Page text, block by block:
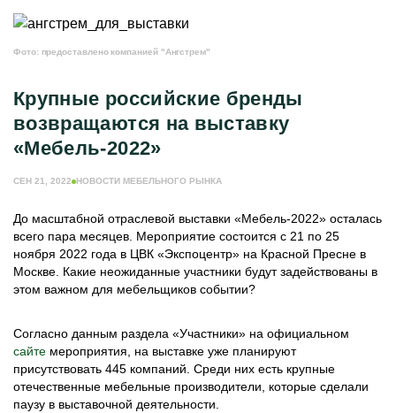
Фото: предоставлено компанией "Ангстрем"
Крупные российские бренды
возвращаются на выставку
«Мебель-2022»
СЕН 21, 2022 НОВОСТИ МЕБЕЛЬНОГО РЫНКА
До масштабной отраслевой выставки «Мебель-2022» осталась
всего пара месяцев. Мероприятие состоится с 21 по 25
ноября 2022 года в ЦВК «Экспоцентр» на Красной Пресне в
Москве. Какие неожиданные участники будут задействованы в
этом важном для мебельщиков событии?
Согласно данным раздела «Участники» на официальном
сайте мероприятия, на выставке уже планируют
присутствовать 445 компаний. Среди них есть крупные
отечественные мебельные производители, которые сделали
паузу в выставочной деятельности.